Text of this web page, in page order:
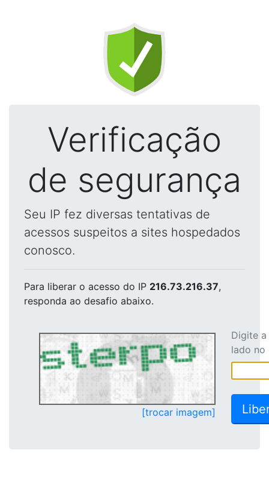
Verificação
de segurança
Seu IP fez diversas tentativas de
acessos suspeitos a sites hospedados
conosco.
Para liberar o acesso do IP 216.73.216.37,
responda ao desafio abaixo.
[trocar imagem]
Digite
lado no